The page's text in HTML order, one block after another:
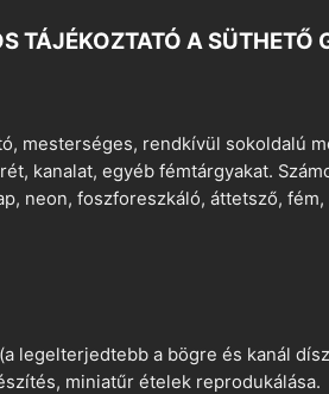
TÁJÉKOZTATÓ A SÜTHETŐ
mesterséges, rendkívül sokoldalú
kanalat, egyéb fémtárgyakat.
neon, foszforeszkáló, áttetsző,
legelterjedtebb a bögre és kanál
miniatűr ételek reprodukálása.